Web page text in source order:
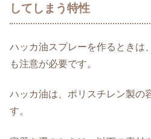
してしまう特性
ハッカ油スプレーを作るときは
も注意が必要です。
ハッカ油は、ポリスチレン製の
す。